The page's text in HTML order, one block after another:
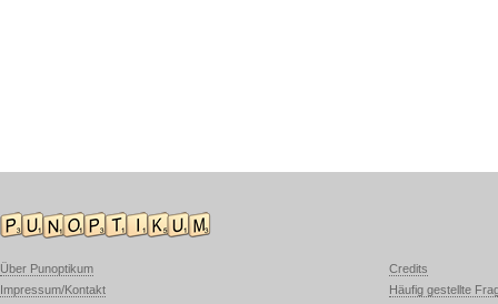
Über Punoptikum
Impressum/Kontakt
Credits
Häufig gestellte